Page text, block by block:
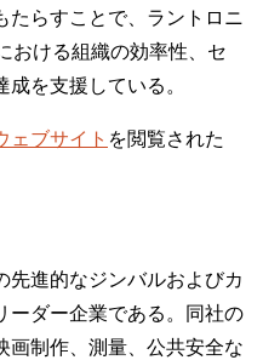
たらすことで、ラントロニ
おける組織の効率性、セ
を支援している。
ェブサイト を閲覧された
先進的なジンバルおよびカ
ーダー企業である。同社の
画制作、測量、公共安全な